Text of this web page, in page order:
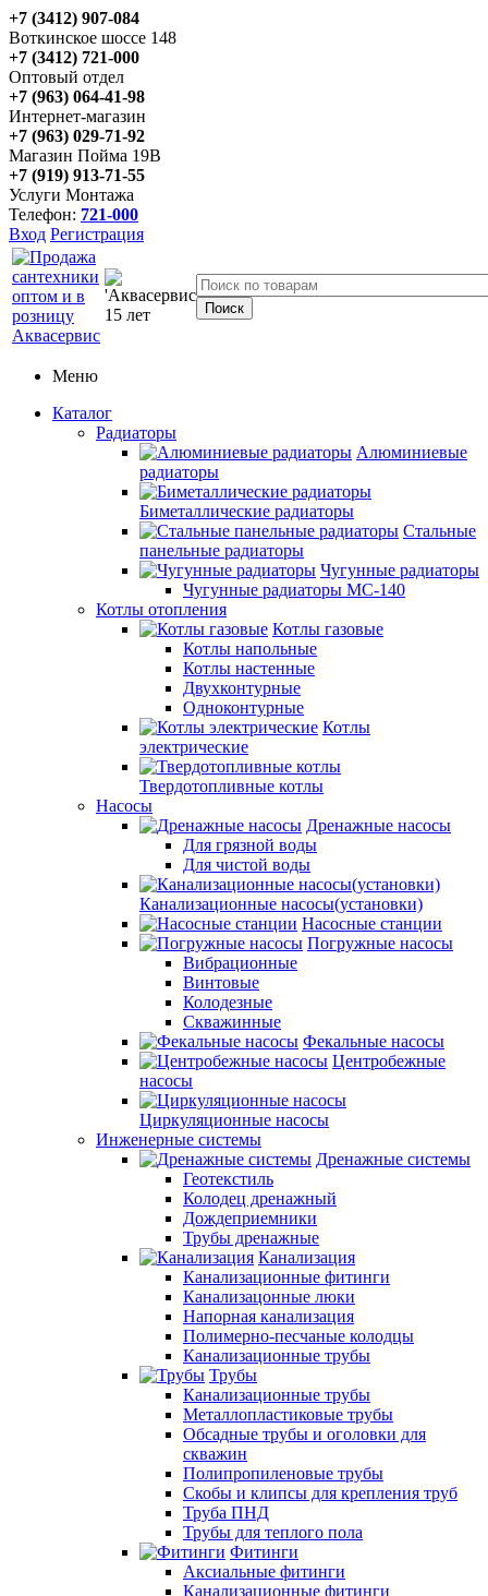
+7 (3412) 907-084
Воткинское шоссе 148
+7 (3412) 721-000
Оптовый отдел
+7 (963) 064-41-98
Интернет-магазин
+7 (963) 029-71-92
Магазин Пойма 19В
+7 (919) 913-71-55
Услуги Монтажа
Телефон: 721-000
Вход Регистрация
Меню
Каталог
Радиаторы
Алюминиевые
радиаторы
Биметаллические радиаторы
Стальные
панельные радиаторы
Чугунные радиаторы
Чугунные радиаторы МС-140
Котлы отопления
Котлы газовые
Котлы напольные
Котлы настенные
Двухконтурные
Одноконтурные
Котлы
электрические
Твердотопливные котлы
Насосы
Дренажные насосы
Для грязной воды
Для чистой воды
Канализационные насосы(установки)
Насосные станции
Погружные насосы
Вибрационные
Винтовые
Колодезные
Скважинные
Фекальные насосы
Центробежные
насосы
Циркуляционные насосы
Инженерные системы
Дренажные системы
Геотекстиль
Колодец дренажный
Дождеприемники
Трубы дренажные
Канализация
Канализационные фитинги
Канализацонные люки
Напорная канализация
Полимерно-песчаные колодцы
Канализационные трубы
Трубы
Канализационные трубы
Металлопластиковые трубы
Обсадные трубы и оголовки для
скважин
Полипропиленовые трубы
Скобы и клипсы для крепления труб
Труба ПНД
Трубы для теплого пола
Фитинги
Аксиальные фитинги
Канализационные фитинги